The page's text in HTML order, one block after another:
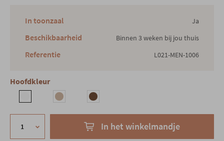
In toonzaal Ja
Beschikbaarheid Binnen 3 weken bij jou thuis
Referentie L021-MEN-1006
Hoofdkleur
In het winkelmandje